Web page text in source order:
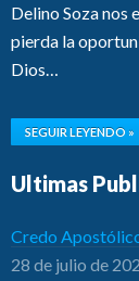
Delino Soza nos
pierda la
Dios…
SEGUIR LEYENDO »
Ultimas
Credo
28 de julio de